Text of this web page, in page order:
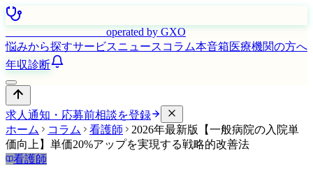
operated by GXO
悩みから探すサービスニュース コラム本音箱医療機関の方へ
年収診断
求人通知・応募前相談を登録
ホーム
コラム 看護師
2026年最新版【一般病院の入院単
価向上】単価20%アップを実現する戦略的改善法
看護師